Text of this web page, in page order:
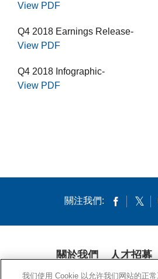
View PDF
Q4 2018 Earnings Release-
View PDF
Q4 2018 Infographic-
View PDF
關注我們:
關於我們 人才招募
我们使用 Cookie 以允许我们网站的正